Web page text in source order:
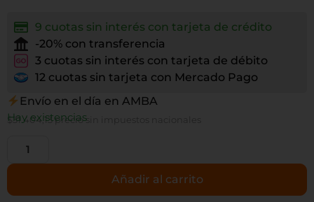
9 cuotas sin interés con tarjeta de crédito
-20% con transferencia
3 cuotas sin interés con tarjeta de débito
12 cuotas sin tarjeta con Mercado Pago
Envío en el día en AMBA
$31.404,13precio sin impuestos nacionales
Hay existencias
Añadir al carrito